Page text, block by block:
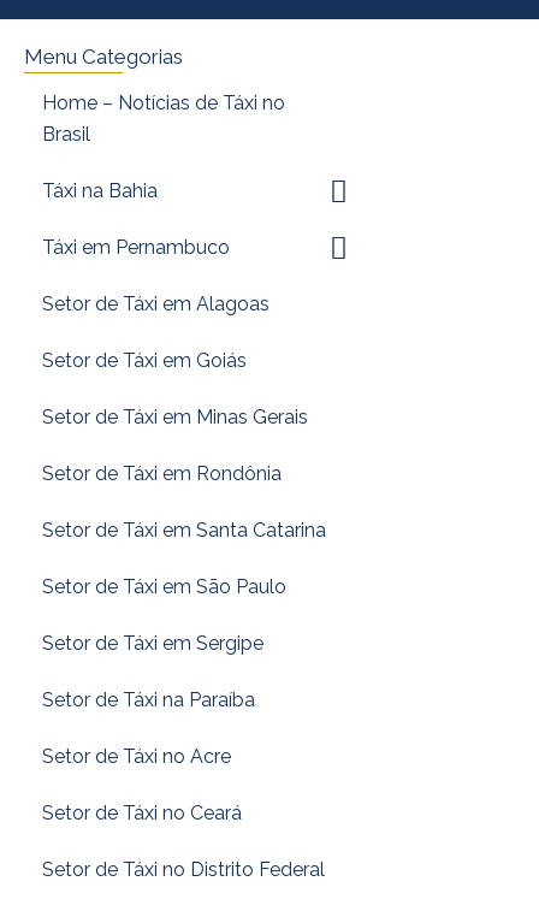
Menu Categorias
Home – Notícias de Táxi no
Brasil
Táxi na Bahia
Táxi em Pernambuco
Setor de Táxi em Alagoas
Setor de Táxi em Goiás
Setor de Táxi em Minas Gerais
Setor de Táxi em Rondônia
Setor de Táxi em Santa Catarina
Setor de Táxi em São Paulo
Setor de Táxi em Sergipe
Setor de Táxi na Paraíba
Setor de Táxi no Acre
Setor de Táxi no Ceará
Setor de Táxi no Distrito Federal